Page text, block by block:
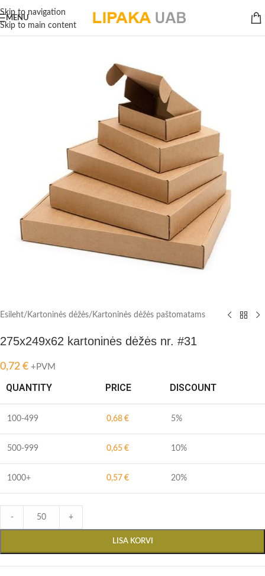
Skip to navigation
Skip to main content
MENU
Esileht/ Kartoninės dėžės/ Kartoninės dėžės paštomatams
275x249x62 kartoninės dėžės nr. #31
0,72 € +PVM
QUANTITY PRICE DISCOUNT
100-499 0,68 € 5%
500-999 0,65 € 10%
1000+ 0,57 € 20%
- +
LISA KORVI